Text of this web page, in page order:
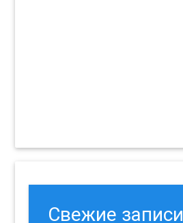
Свежие записи